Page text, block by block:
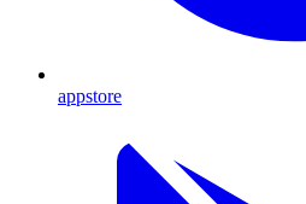
appstore